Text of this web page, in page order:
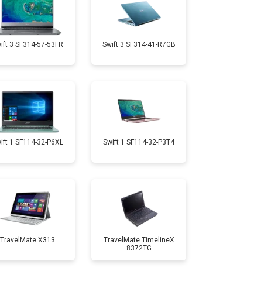
₽ Заказать
₽
₽ Заказать
₽ Заказать
₽ Заказать
3 SF314-57-53FR Swift 3 SF314-41-R7GB
1 SF114-32-P6XL Swift 1 SF114-32-P3T4
TravelMate X313
TravelMate TimelineX
8372TG